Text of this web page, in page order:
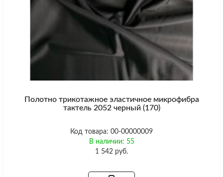
Полотно трикотажное эластичное микрофибра
тактель 2052 черный (170)
Код товара: 00-00000009
В наличии: 55
1 542 руб.